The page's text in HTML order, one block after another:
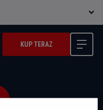
KUP TERAZ